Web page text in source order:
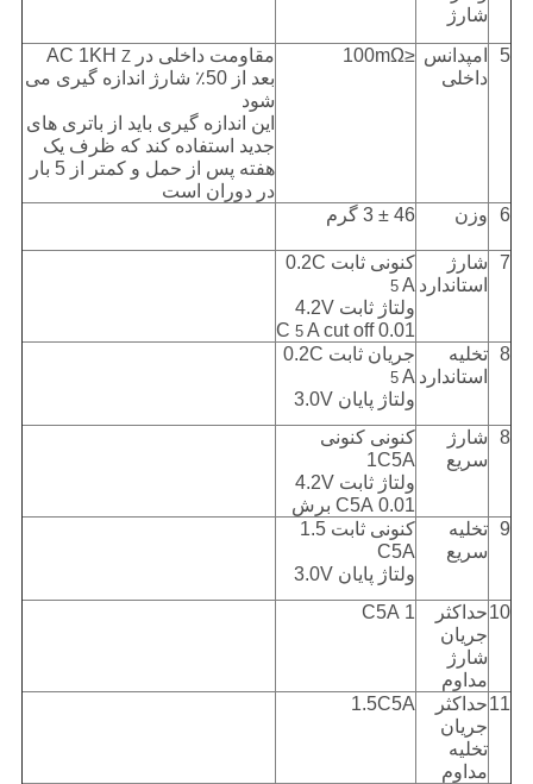
شارژ
5
امپدانس
داخلی
≤100mΩ مقاومت داخلی در AC 1KH Z
بعد از 50٪ شارژ اندازه گیری می
شود
این اندازه گیری باید از باتری های
جدید استفاده کند که ظرف یک
هفته پس از حمل و کمتر از 5 بار
در دوران است
6
وزن 46 ± 3 گرم
7
شارژ
استاندارد
کنونی ثابت 0.2C
5 A
ولتاژ ثابت 4.2V
0.01 C
5 A cut off
8 تخلیه
استاندارد
جریان ثابت 0.2C
5 A
ولتاژ پایان 3.0V
8
شارژ
سریع
کنونی کنونی
1C5A
ولتاژ ثابت 4.2V
0.01 C5A برش
9 تخلیه
سریع
کنونی ثابت 1.5
C5A
ولتاژ پایان 3.0V
10حداکثر
جریان
شارژ
مداوم
1 C5A
11حداکثر
جریان
تخلیه
مداوم
1.5C5A